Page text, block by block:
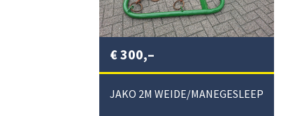
€300,–
JAKO 2M WEIDE/MANEGESLEEP